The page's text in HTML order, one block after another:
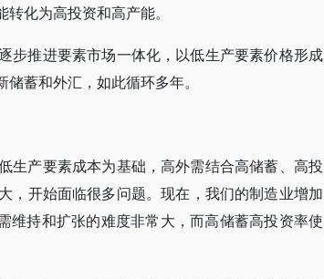
化为高投资和高产能。
步推进要素市场一体化，以低生产要素价格形成
蓄和外汇，如此循环多年。
生产要素成本为基础，高外需结合高储蓄、高投
，开始面临很多问题。现在，我们的制造业增加
维持和扩张的难度非常大，而高储蓄高投资率使